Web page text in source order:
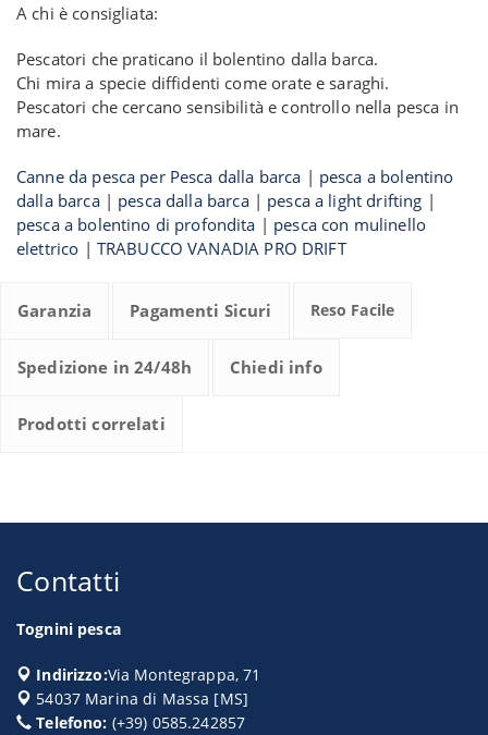
A chi è consigliata:
Pescatori che praticano il bolentino dalla barca.
Chi mira a specie diffidenti come orate e saraghi.
Pescatori che cercano sensibilità e controllo nella pesca in
mare.
Canne da pesca per Pesca dalla barca | pesca a bolentino
dalla barca| pesca dalla barca| pesca a light drifting |
pesca a bolentino di profondita | pesca con mulinello
elettrico | TRABUCCO VANADIA PRO DRIFT
Garanzia Pagamenti Sicuri Reso Facile
Spedizione in 24/48h Chiedi info
Prodotti correlati
Contatti
Tognini pesca
Indirizzo:Via Montegrappa, 71
54037 Marina di Massa [MS]
Telefono: (+39) 0585.242857